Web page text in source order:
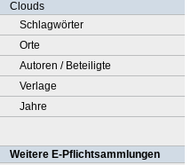
Clouds
Schlagwörter
Orte
Autoren / Beteiligte
Verlage
Jahre
Weitere E-Pflichtsammlungen